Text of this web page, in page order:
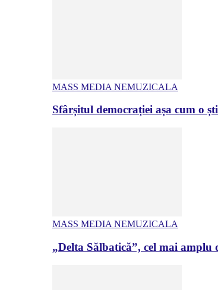
MASS MEDIA NEMUZICALA
Sfârșitul democrației așa cum o
MASS MEDIA NEMUZICALA
„Delta Sălbatică”, cel mai